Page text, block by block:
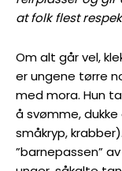
at folk flest
Om alt går vel,
er ungene tørre
med mora. Hun
å svømme,
småkryp,
”barnepassen”